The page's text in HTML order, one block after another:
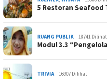
5 Restoran Seafood
RUANG PUBLIK 18741 Dilihat
Modul 3.3
TRIVIA 16907 Dilihat